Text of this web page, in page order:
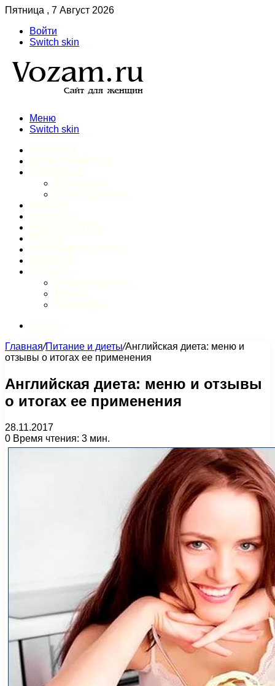
Пятница , 7 Август 2026
Войти
Switch skin
Меню
Switch skin
Главная/Питание и диеты/Английская диета: меню и
отзывы о итогах ее применения
Английская диета: меню и отзывы
о итогах ее применения
28.11.2017
0 Время чтения: 3 мин.